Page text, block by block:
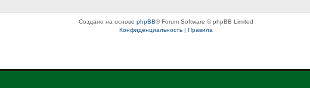
Создано на основеphpBB® Forum Software © phpBB Limited
Конфиденциальность
Правила